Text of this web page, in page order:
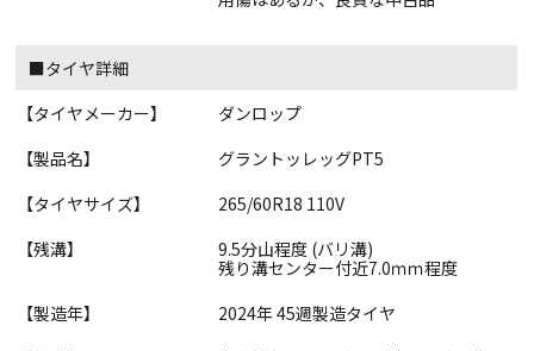
■タイヤ詳細
【タイヤメーカー】
ダンロップ
【製品名】
グラントッレッグPT5
【タイヤサイズ】
265/60R18 110V
【残溝】
9.5分山程度 (バリ溝)
残り溝センター付近7.0ｍｍ程度
【製造年】
2024年 45週製造タイヤ